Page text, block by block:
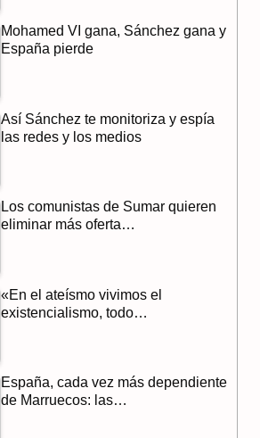
a
p
Mohamed VI gana, Sánchez gana y
España pierde
Así Sánchez te monitoriza y espía
las redes y los medios
Los comunistas de Sumar quieren
eliminar más oferta…
«En el ateísmo vivimos el
existencialismo, todo…
España, cada vez más dependiente
de Marruecos: las…